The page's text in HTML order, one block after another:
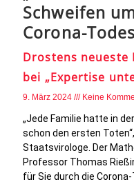
Schweifen
Corona-
Drostens neueste
bei „Expertise
9. März 2024 Keine
„Jede Familie hatte in
schon den ersten
Staatsvirologe. Der
Professor Thomas
für Sie durch die